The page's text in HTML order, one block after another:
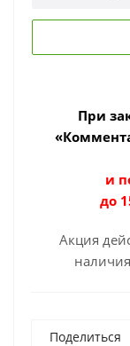
При
и
до
Акция
Поделиться